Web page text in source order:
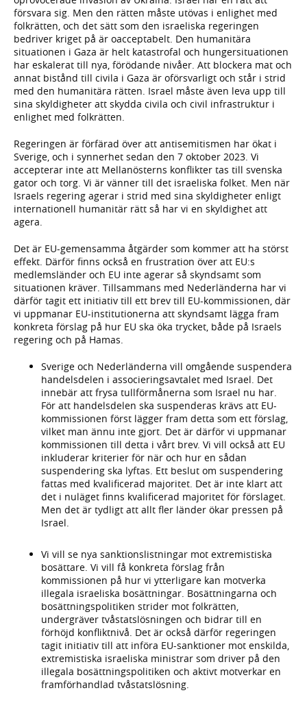
försvara sig. Men den rätten måste utövas i enlighet med
folkrätten, och det sätt som den israeliska regeringen
bedriver kriget på är oacceptabelt. Den humanitära
situationen i Gaza är helt katastrofal och hungersituationen
har eskalerat till nya, förödande nivåer. Att blockera mat och
annat bistånd till civila i Gaza är oförsvarligt och står i strid
med den humanitära rätten. Israel måste även leva upp till
sina skyldigheter att skydda civila och civil infrastruktur i
enlighet med folkrätten.
Regeringen är förfärad över att antisemitismen har ökat i
Sverige, och i synnerhet sedan den 7 oktober 2023. Vi
accepterar inte att Mellanösterns konflikter tas till svenska
gator och torg. Vi är vänner till det israeliska folket. Men när
Israels regering agerar i strid med sina skyldigheter enligt
internationell humanitär rätt så har vi en skyldighet att
agera.
Det är EU-gemensamma åtgärder som kommer att ha störst
effekt. Därför finns också en frustration över att EU:s
medlemsländer och EU inte agerar så skyndsamt som
situationen kräver. Tillsammans med Nederländerna har vi
därför tagit ett initiativ till ett brev till EU-kommissionen, där
vi uppmanar EU-institutionerna att skyndsamt lägga fram
konkreta förslag på hur EU ska öka trycket, både på Israels
regering och på Hamas.
Sverige och Nederländerna vill omgående suspendera
handelsdelen i associeringsavtalet med Israel. Det
innebär att frysa tullförmånerna som Israel nu har.
För att handelsdelen ska suspenderas krävs att EU-
kommissionen först lägger fram detta som ett förslag,
vilket man ännu inte gjort. Det är därför vi uppmanar
kommissionen till detta i vårt brev. Vi vill också att EU
inkluderar kriterier för när och hur en sådan
suspendering ska lyftas. Ett beslut om suspendering
fattas med kvalificerad majoritet. Det är inte klart att
det i nuläget finns kvalificerad majoritet för förslaget.
Men det är tydligt att allt fler länder ökar pressen på
Israel.
Vi vill se nya sanktionslistningar mot extremistiska
bosättare. Vi vill få konkreta förslag från
kommissionen på hur vi ytterligare kan motverka
illegala israeliska bosättningar. Bosättningarna och
bosättningspolitiken strider mot folkrätten,
undergräver tvåstatslösningen och bidrar till en
förhöjd konfliktnivå. Det är också därför regeringen
tagit initiativ till att införa EU-sanktioner mot enskilda,
extremistiska israeliska ministrar som driver på den
illegala bosättningspolitiken och aktivt motverkar en
framförhandlad tvåstatslösning.